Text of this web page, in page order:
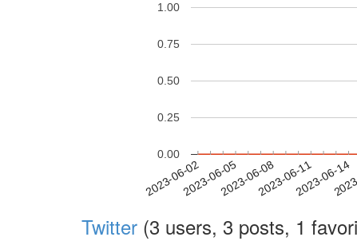
2023-06-022023-06-052023-06-082023-06-112023-06-14
0.00
0.25
0.50
0.75
1.00
Twitter (3 users, 3 posts, 1